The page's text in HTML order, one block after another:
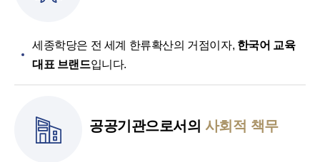
세종학당은 전 세계 한류확산의 거점이자, 한국어 교육
대표 브랜드입니다.
공공기관으로서의 사회적 책무